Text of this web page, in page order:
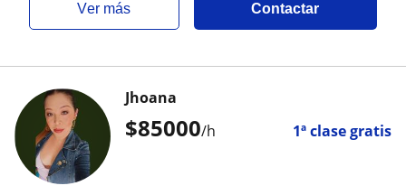
ver más Contactar
$85000/h 1ª clase gratis
Jhoana